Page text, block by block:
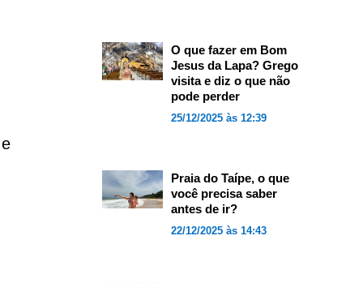
O que fazer em Bom
Jesus da Lapa? Grego
visita e diz o que não
pode perder
25/12/2025 às 12:39
Praia do Taípe, o que
você precisa saber
antes de ir?
22/12/2025 às 14:43